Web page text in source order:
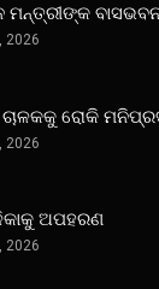
2026
ରୋକି
2026
ଅପହରଣ
2026